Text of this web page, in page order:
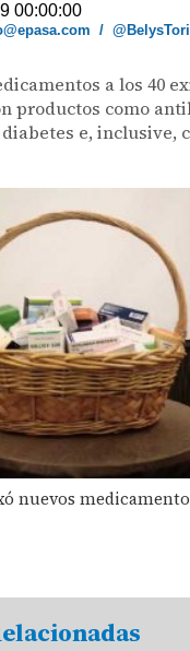
00:00:00
/
a los 40
productos como
e, inclusive,
nuevos